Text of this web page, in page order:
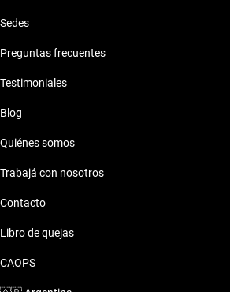
Sedes
Preguntas frecuentes
Testimoniales
Blog
Quiénes somos
Trabajá con nosotros
Contacto
Libro de quejas
CAOPS